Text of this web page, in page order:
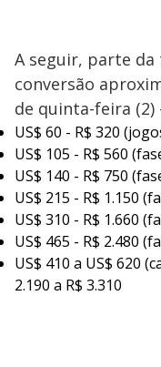
A seguir, parte
conversão
de quinta-feira (2)
US$ 60 - R$ 320
US$ 105 - R$ 560
US$ 140 - R$ 750
US$ 215 - R$ 1.150
US$ 310 - R$ 1.660
US$ 465 - R$ 2.480
US$ 410 a US$ 620
2.190 a R$ 3.310